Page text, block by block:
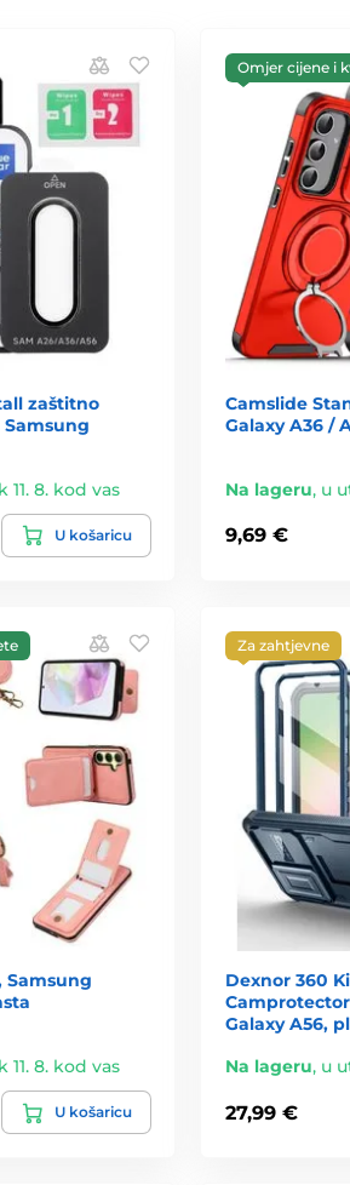
zaštitno
11. 8. kod vas
U košaricu
Omjer cijene i
Camslide
Galaxy A36 /
Na lageru, u
9,69 €
Samsung
11. 8. kod vas
U košaricu
Za zahtjevne
Dexnor 360
Galaxy A56,
Na lageru, u
27,99 €